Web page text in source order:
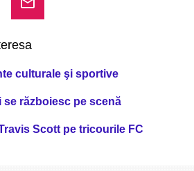
culturale şi sportive
se războiesc pe scenă
Scott pe tricourile FC